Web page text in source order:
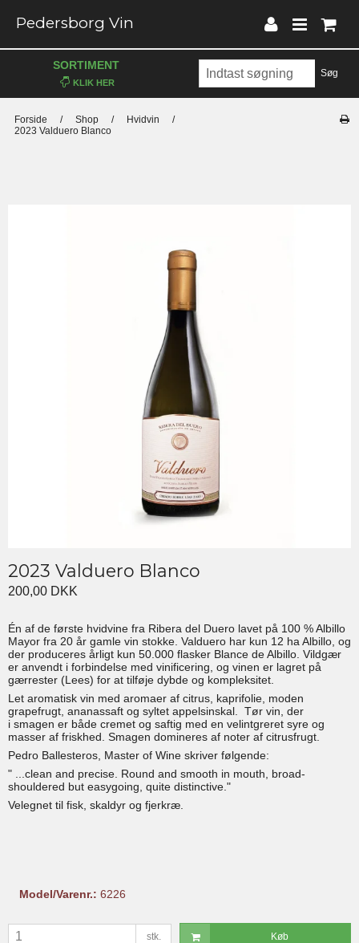
Pedersborg Vin
Søg
SORTIMENT
Forside / Shop / Hvidvin
/
2023 Valduero Blanco
2023 Valduero Blanco
200,00 DKK
Én af de første hvidvine fra Ribera del Duero lavet på 100 % Albillo
Mayor fra 20 år gamle vin stokke. Valduero har kun 12 ha Albillo, og
der produceres årligt kun 50.000 flasker Blance de Albillo. Vildgær
er anvendt i forbindelse med vinificering, og vinen er lagret på
gærrester (Lees) for at tilføje dybde og kompleksitet.
Let aromatisk vin med aromaer af citrus, kaprifolie, moden
grapefrugt, ananassaft og syltet appelsinskal. Tør vin, der
i smagen er både cremet og saftig med en velintgreret syre og
masser af friskhed. Smagen domineres af noter af citrusfrugt.
Pedro Ballesteros, Master of Wine skriver følgende:
" ...clean and precise. Round and smooth in mouth, broad-
shouldered but easygoing, quite distinctive."
Velegnet til fisk, skaldyr og fjerkræ.
Model/Varenr.: 6226
stk. Køb